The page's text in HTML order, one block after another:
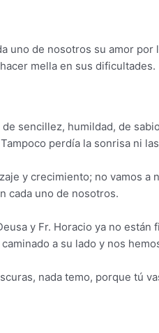
uno de nosotros su amor
mella en sus dificultades.
sencillez, humildad, de
perdía la sonrisa ni
y crecimiento; no vamos
cada uno de nosotros.
y Fr. Horacio ya no
a su lado y nos
nada temo, porque tú